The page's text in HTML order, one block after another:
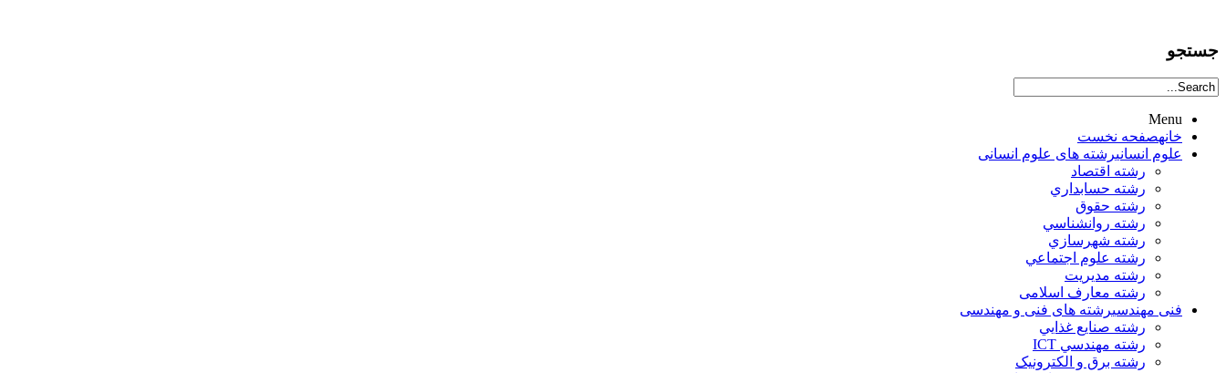
جستجو
Menu
خانهصفحه نخست
علوم انسانيرشته های علوم انسانی
رشته اقتصاد
رشته حسابداري
رشته حقوق
رشته روانشناسي
رشته شهرسازي
رشته علوم اجتماعي
رشته مديريت
رشته معارف اسلامی
فنی مهندسیرشته های فنی و مهندسی
رشته صنايع غذايي
رشته مهندسي ICT
رشته برق و الکترونيک